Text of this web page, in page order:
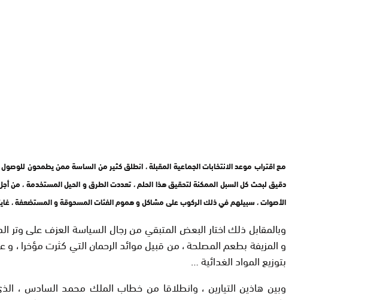
مع اقتراب موعد الانتخابات الجماعية المقبلة ، انطلق كثير من الساسة ممن يطمحون
دقيق لبحث كل السبل الممكنة لتحقيق هذا الحلم ، تعددت الطرق و الحيل المستخدمة ، من
الأصوات ، سبيلهم في ذلك الركوب على مشاكل و هموم الفئات المسحوقة و المستضعفة ،
وبالمقابل ذلك اختار البعض المتبقي من رجال السياسة العزف على وتر
و المزيفة بطعم المصلحة ، من قبيل موائد الرحمان التي كثرت مؤخرا ، و
بتوزيع المواد الغدائية …
وبين هاذين التيارين ، وانطلاقا من خطاب الملك محمد السادس ،